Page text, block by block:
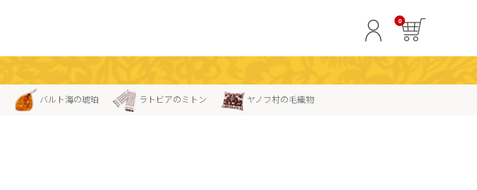
0
バルト海の琥珀 ラトビアのミトン ヤノフ村の毛織物